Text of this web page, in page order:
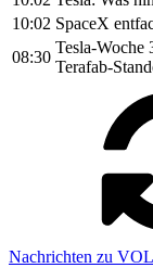
10:02 SpaceX
08:30
Tesla-Woche
Terafab-
Nachrichten zu